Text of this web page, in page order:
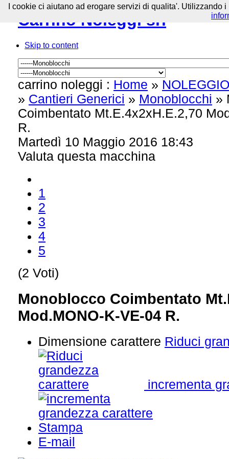
Carrino Noleggi srl
Skip to content
carrino noleggi : Home »
» Cantieri Generici » Monoblocchi »
Coimbentato Mt.E.4x2xH.E.2,70
R.
Martedì 10 Maggio 2016 18:43
Valuta questa macchina
1
2
3
4
5
(2 Voti)
Monoblocco Coimbentato
Mod.MONO-K-VE-04 R.
Dimensione carattere Riduci
incrementa
Stampa
E-mail
I cookie ci aiutano ad erogare servizi di qualita'.